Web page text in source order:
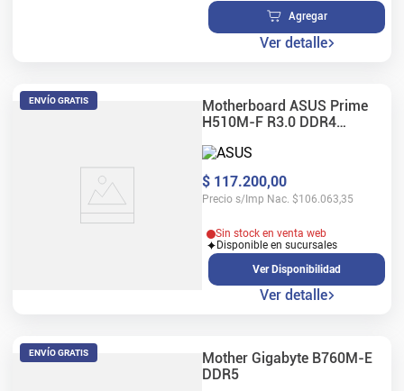
Agregar
Ver detalle
ENVÍO GRATIS
Motherboard ASUS Prime
H510M-F R3.0 DDR4
$ 117.200,00
Precio s/Imp Nac. $106.063,35
Sin stock en venta web
Disponible en sucursales
Ver Disponibilidad
Ver detalle
ENVÍO GRATIS
Mother Gigabyte B760M-E
DDR5